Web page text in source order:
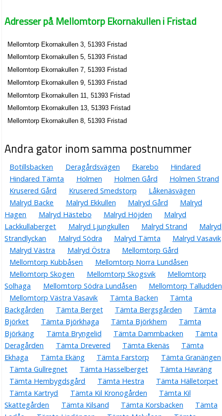
Adresser på Mellomtorp Ekornakullen i Fristad
Mellomtorp Ekornakullen 3, 51393 Fristad
Mellomtorp Ekornakullen 5, 51393 Fristad
Mellomtorp Ekornakullen 7, 51393 Fristad
Mellomtorp Ekornakullen 9, 51393 Fristad
Mellomtorp Ekornakullen 11, 51393 Fristad
Mellomtorp Ekornakullen 13, 51393 Fristad
Mellomtorp Ekornakullen 8, 51393 Fristad
Andra gator inom samma postnummer
Botillsbacken Deragårdsvägen Ekarebo
Hindared
Hindared Tämta
Holmen Holmen Gård
Holmen Strand
Krusered Gård
Krusered Smedstorp
Låkenäsvägen
Malryd Backe
Malryd Ekkullen Malryd Gård
Malryd
Hagen
Malryd Hästebo Malryd Höjden
Malryd
Lackkullaberget
Malryd Ljungkullen Malryd Strand
Malryd
Strandlyckan
Malryd Södra Malryd Tämta
Malryd Vasavik
Malryd Västra
Malryd Östra
Mellomtorp Gård
Mellomtorp Kubbåsen
Mellomtorp Norra Lundåsen
Mellomtorp Skogen
Mellomtorp Skogsvik
Mellomtorp
Solhaga
Mellomtorp Södra Lundåsen
Mellomtorp Talludden
Mellomtorp Västra Vasavik
Tämta Backen
Tämta
Backgården
Tämta Berget Tämta Bergsgården
Tämta
Björket
Tämta Björkhaga Tämta Björkhem
Tämta
Björkäng
Tämta Bryngelid Tämta Dammbacken
Tämta
Deragården
Tämta Drevered Tämta Ekenäs
Tämta
Ekhaga
Tämta Ekäng Tämta Farstorp
Tämta Granängen
Tämta Gullregnet
Tämta Hasselberget
Tämta Havräng
Tämta Hembygdsgård
Tämta Hestra
Tämta Hälletorpet
Tämta Kartryd
Tämta Kil Kronogården
Tämta Kil
Skattegården
Tämta Kilsand Tämta Korsbacken
Tämta